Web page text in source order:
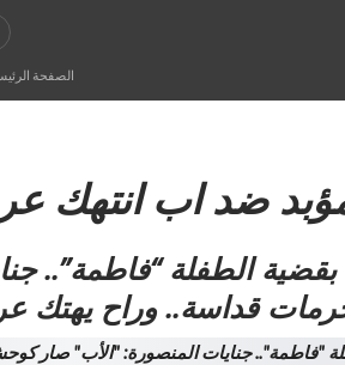
الصفحة
ضد اب انتهك
بقضية الطفلة
يهتك عرض ابنته ذات الـ12 عاما..